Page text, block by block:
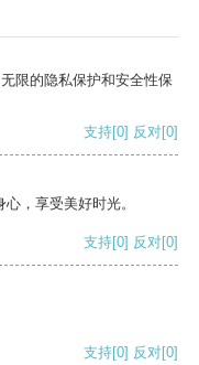
限的隐私保护和安全性保
支持[0] 反对[0]
，享受美好时光。
支持[0] 反对[0]
支持[0] 反对[0]